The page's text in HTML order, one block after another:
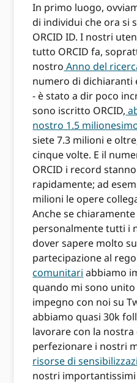
In primo luogo,
di individui che ora si
ORCID ID. I nostri
tutto ORCID fa,
nostro Anno del
numero di dichiaranti
- è stato a dir poco
sono iscritto ORCID,
nostro 1.5
siete 7.3 milioni e
cinque volte. E il
ORCID i record
rapidamente; ad
milioni le opere
Anche se
personalmente tutti i
dover sapere molto
partecipazione al
comunitari abbiamo
quando mi sono unito
impegno con noi su
abbiamo quasi 30k
lavorare con la
perfezionare i nostri
risorse di
nostri